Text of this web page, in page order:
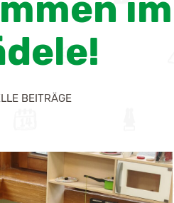
SCHULSOZIALARBEIT
VERWALTUNG
SPORT- UND
SOZIALES LERNEN
BEITRÄGE